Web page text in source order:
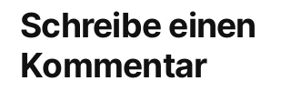
Schreibe einen
Kommentar